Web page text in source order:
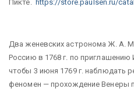
Пикте. https://store.paulsen.ru/
Два женевских астронома Ж. А.
Россию в 1768 г. по приглашению
чтобы 3 июня 1769 г. наблюдать
феномен — прохождение Венеры